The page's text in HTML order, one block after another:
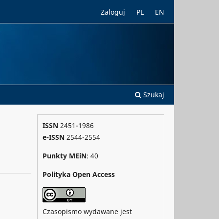
Szukaj
Zaloguj PL EN
ISSN 2451-1986
e-ISSN 2544-2554
Punkty MEiN: 40
Polityka Open Access
Czasopismo wydawane jest